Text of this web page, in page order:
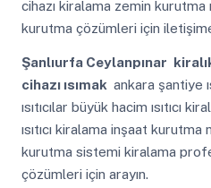
cihazı kiralama zemin kurutma
kurutma çözümleri için
Şanlıurfa Ceylanpınar
cihazı ısımak ankara şantiye
ısıtıcılar büyük hacim ısıtıcı
ısıtıcı kiralama inşaat
kurutma sistemi kiralama
çözümleri için arayın.